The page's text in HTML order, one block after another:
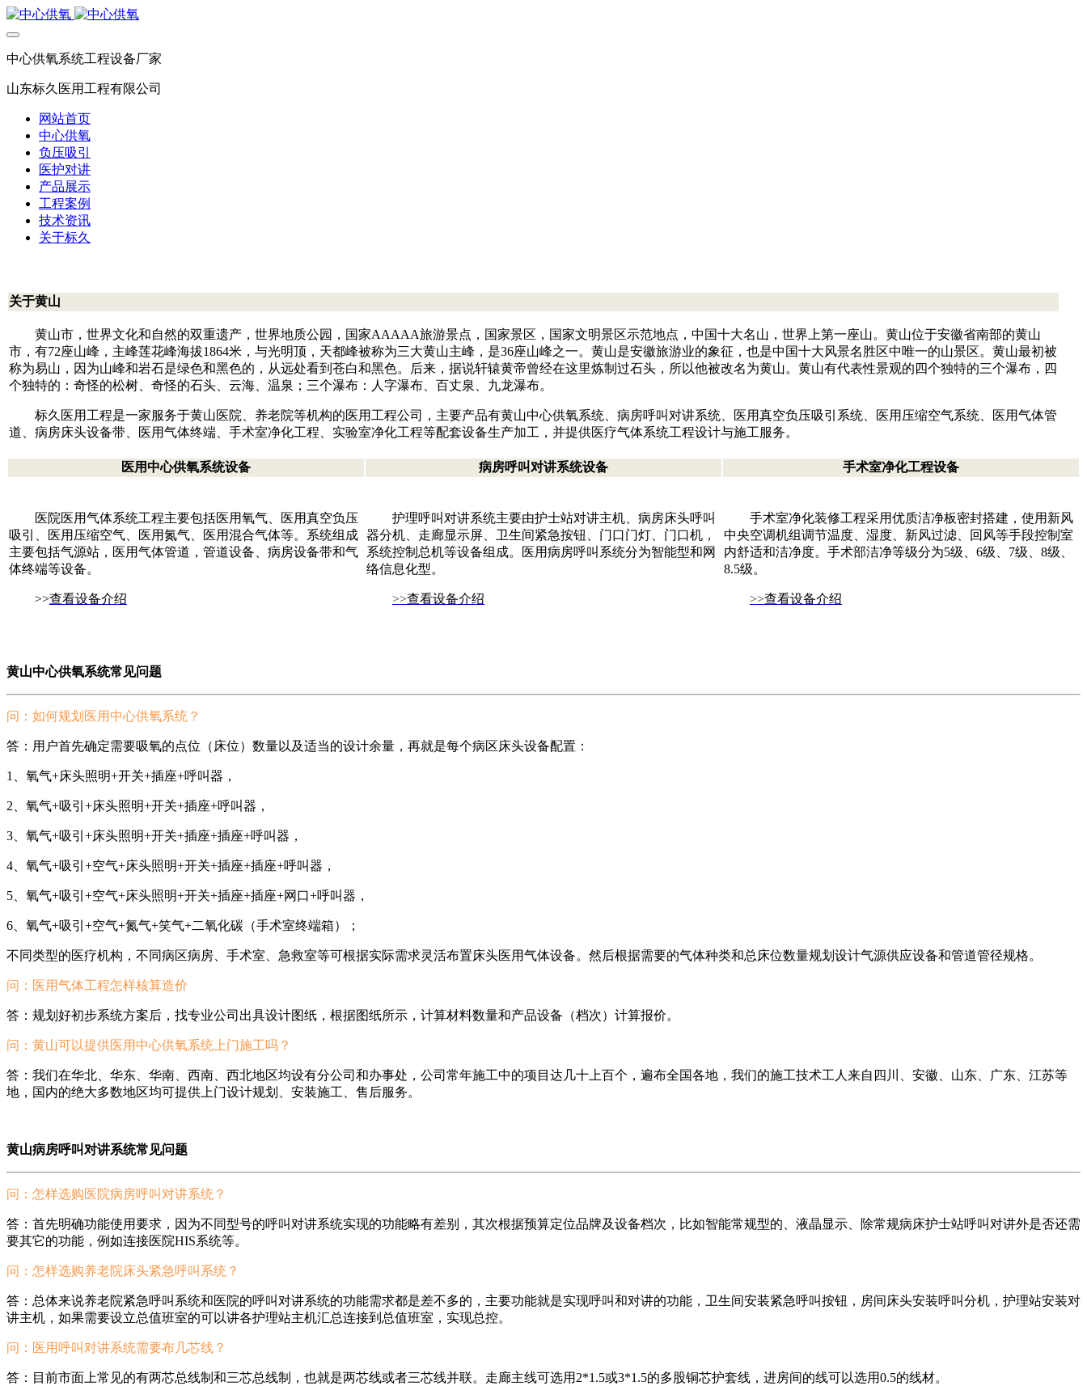
中心供氧系统工程设备厂家
山东标久医用工程有限公司
网站首页
中心供氧
负压吸引
医护对讲
产品展示
工程案例
技术资讯
关于标久
关于黄山
黄山市，世界文化和自然的双重遗产，世界地质公园，国家AAAAA旅游景点，国家景区，国家文明景区示范地点，中国十大名山，世界上第一座山。黄山位于安徽省南部的黄山
市，有72座山峰，主峰莲花峰海拔1864米，与光明顶，天都峰被称为三大黄山主峰，是36座山峰之一。黄山是安徽旅游业的象征，也是中国十大风景名胜区中唯一的山景区。黄山最初被
称为易山，因为山峰和岩石是绿色和黑色的，从远处看到苍白和黑色。后来，据说轩辕黄帝曾经在这里炼制过石头，所以他被改名为黄山。黄山有代表性景观的四个独特的三个瀑布，四
个独特的：奇怪的松树、奇怪的石头、云海、温泉；三个瀑布：人字瀑布、百丈泉、九龙瀑布。
标久医用工程是一家服务于黄山医院、养老院等机构的医用工程公司，主要产品有黄山中心供氧系统、病房呼叫对讲系统、医用真空负压吸引系统、医用压缩空气系统、医用气体管
道、病房床头设备带、医用气体终端、手术室净化工程、实验室净化工程等配套设备生产加工，并提供医疗气体系统工程设计与施工服务。
医用中心供氧系统设备 病房呼叫对讲系统设备 手术室净化工程设备
医院医用气体系统工程主要包括医用氧气、医用真空负压
吸引、医用压缩空气、医用氮气、医用混合气体等。系统组成
主要包括气源站，医用气体管道，管道设备、病房设备带和气
体终端等设备。
>>查看设备介绍
护理呼叫对讲系统主要由护士站对讲主机、病房床头呼叫
器分机、走廊显示屏、卫生间紧急按钮、门口门灯、门口机，
系统控制总机等设备组成。医用病房呼叫系统分为智能型和网
络信息化型。
>>查看设备介绍
手术室净化装修工程采用优质洁净板密封搭建，使用新风
中央空调机组调节温度、湿度、新风过滤、回风等手段控制室
内舒适和洁净度。手术部洁净等级分为5级、6级、7级、8级、
8.5级。
>>查看设备介绍
黄山中心供氧系统常见问题
问：如何规划医用中心供氧系统？
答：用户首先确定需要吸氧的点位（床位）数量以及适当的设计余量，再就是每个病区床头设备配置：
1、氧气+床头照明+开关+插座+呼叫器，
2、氧气+吸引+床头照明+开关+插座+呼叫器，
3、氧气+吸引+床头照明+开关+插座+插座+呼叫器，
4、氧气+吸引+空气+床头照明+开关+插座+插座+呼叫器，
5、氧气+吸引+空气+床头照明+开关+插座+插座+网口+呼叫器，
6、氧气+吸引+空气+氮气+笑气+二氧化碳（手术室终端箱）；
不同类型的医疗机构，不同病区病房、手术室、急救室等可根据实际需求灵活布置床头医用气体设备。然后根据需要的气体种类和总床位数量规划设计气源供应设备和管道管径规格。
问： 医用气体工程怎样核算造价
答：规划好初步系统方案后，找专业公司出具设计图纸，根据图纸所示，计算材料数量和产品设备（档次）计算报价。
问：黄山可以提供医用中心供氧系统上门施工吗？
答：我们在华北、华东、华南、西南、西北地区均设有分公司和办事处，公司常年施工中的项目达几十上百个，遍布全国各地，我们的施工技术工人来自四川、安徽、山东、广东、江苏等
地，国内的绝大多数地区均可提供上门设计规划、安装施工、售后服务。
黄山病房呼叫对讲系统常见问题
问：怎样选购医院病房呼叫对讲系统？
答：首先明确功能使用要求，因为不同型号的呼叫对讲系统实现的功能略有差别，其次根据预算定位品牌及设备档次，比如智能常规型的、液晶显示、除常规病床护士站呼叫对讲外是否还需
要其它的功能，例如连接医院HIS系统等。
问：怎样选购养老院床头紧急呼叫系统？
答：总体来说养老院紧急呼叫系统和医院的呼叫对讲系统的功能需求都是差不多的，主要功能就是实现呼叫和对讲的功能，卫生间安装紧急呼叫按钮，房间床头安装呼叫分机，护理站安装对
讲主机，如果需要设立总值班室的可以讲各护理站主机汇总连接到总值班室，实现总控。
问：医用呼叫对讲系统需要布几芯线？
答：目前市面上常见的有两芯总线制和三芯总线制，也就是两芯线或者三芯线并联。走廊主线可选用2*1.5或3*1.5的多股铜芯护套线，进房间的线可以选用0.5的线材。